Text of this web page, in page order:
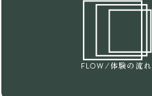
FLOW /体験の流れ